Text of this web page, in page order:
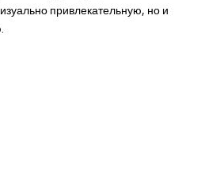
привлекательную, но и